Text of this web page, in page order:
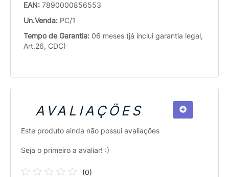
EAN: 7890000856553
Un.Venda: PC/1
Tempo de Garantia: 06 meses (já inclui garantia legal,
Art.26, CDC)
AVALIAÇÕES
Este produto ainda não possui avaliações
Seja o primeiro a avaliar! :)
(0)